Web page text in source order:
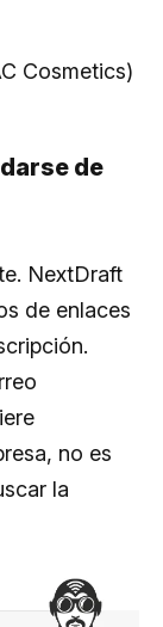
Cosmetics)
de
NextDraft
de enlaces
no es
la